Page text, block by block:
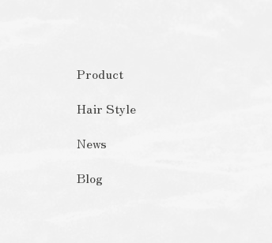
Product
Hair Style
News
Blog